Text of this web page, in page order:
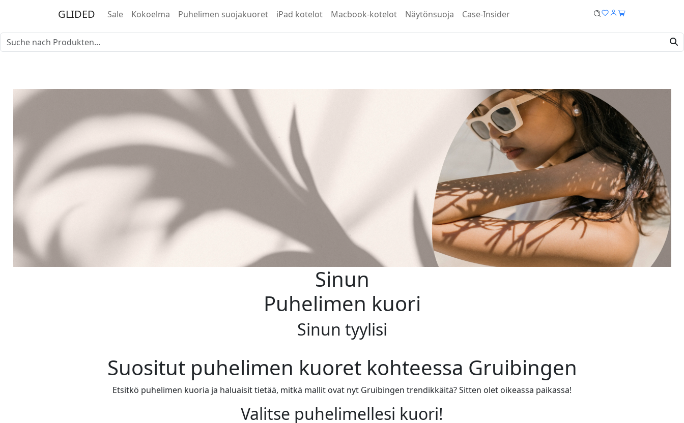
GLIDED Sale Kokoelma Puhelimen suojakuoret iPad kotelot Macbook-kotelot Näytönsuoja Case-Insider
Sinun
Puhelimen kuori
Sinun tyylisi
Suositut puhelimen kuoret kohteessa Gruibingen
Etsitkö puhelimen kuoria ja haluaisit tietää, mitkä mallit ovat nyt Gruibingen trendikkäitä? Sitten olet oikeassa paikassa!
Valitse puhelimellesi kuori!